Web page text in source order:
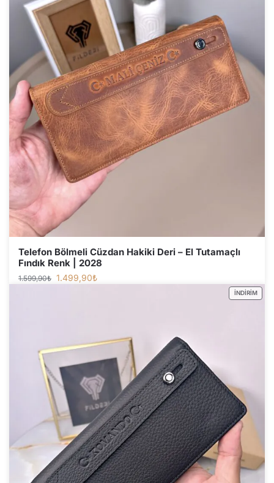
Telefon Bölmeli Cüzdan Hakiki Deri – El Tutamaçlı
Fındık Renk | 2028
1.599,90₺ 1.499,90₺
İNDIRIM